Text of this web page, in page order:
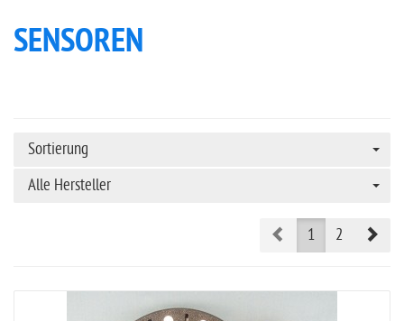
SENSOREN
Sortierung
Alle Hersteller
Prev1 2